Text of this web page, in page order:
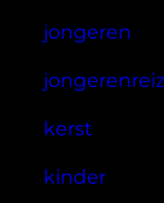
jongeren
kerst
kinder